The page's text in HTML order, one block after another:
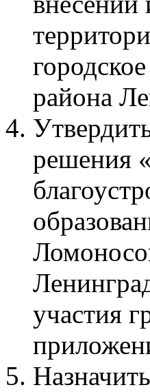
района
решения
участия